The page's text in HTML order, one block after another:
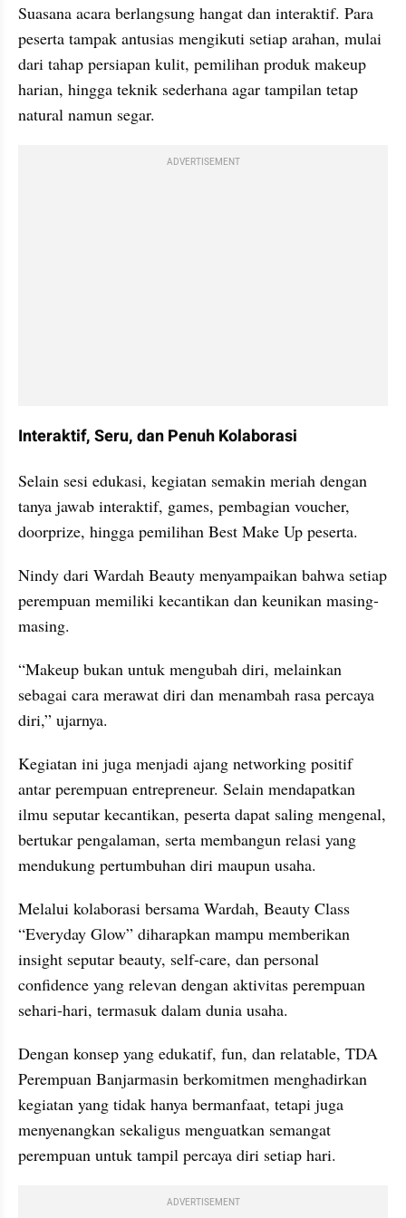
Suasana acara berlangsung hangat dan interaktif. Para
peserta tampak antusias mengikuti setiap arahan, mulai
dari tahap persiapan kulit, pemilihan produk makeup
harian, hingga teknik sederhana agar tampilan tetap
natural namun segar.
ADVERTISEMENT
Interaktif, Seru, dan Penuh Kolaborasi
Selain sesi edukasi, kegiatan semakin meriah dengan
tanya jawab interaktif, games, pembagian voucher,
doorprize, hingga pemilihan Best Make Up peserta.
Nindy dari Wardah Beauty menyampaikan bahwa setiap
perempuan memiliki kecantikan dan keunikan masing-
masing.
“Makeup bukan untuk mengubah diri, melainkan
sebagai cara merawat diri dan menambah rasa percaya
diri,” ujarnya.
Kegiatan ini juga menjadi ajang networking positif
antar perempuan entrepreneur. Selain mendapatkan
ilmu seputar kecantikan, peserta dapat saling mengenal,
bertukar pengalaman, serta membangun relasi yang
mendukung pertumbuhan diri maupun usaha.
Melalui kolaborasi bersama Wardah, Beauty Class
“Everyday Glow” diharapkan mampu memberikan
insight seputar beauty, self-care, dan personal
confidence yang relevan dengan aktivitas perempuan
sehari-hari, termasuk dalam dunia usaha.
Dengan konsep yang edukatif, fun, dan relatable, TDA
Perempuan Banjarmasin berkomitmen menghadirkan
kegiatan yang tidak hanya bermanfaat, tetapi juga
menyenangkan sekaligus menguatkan semangat
perempuan untuk tampil percaya diri setiap hari.
ADVERTISEMENT